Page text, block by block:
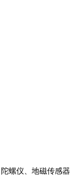
螺仪、地磁传感器